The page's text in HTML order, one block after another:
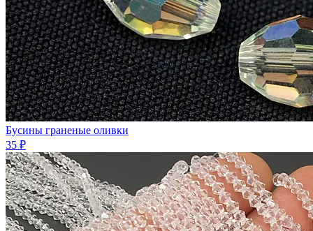
Бусины граненые оливки
35 ₽